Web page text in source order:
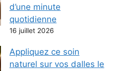
d’une minute
quotidienne
16 juillet 2026
Appliquez ce soin
naturel sur vos dalles le